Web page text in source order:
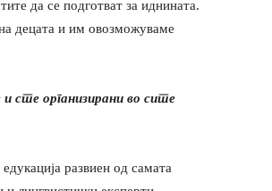
да се подготват за иднината.
децата и им овозможуваме
сте организирани во сите
развиен од самата